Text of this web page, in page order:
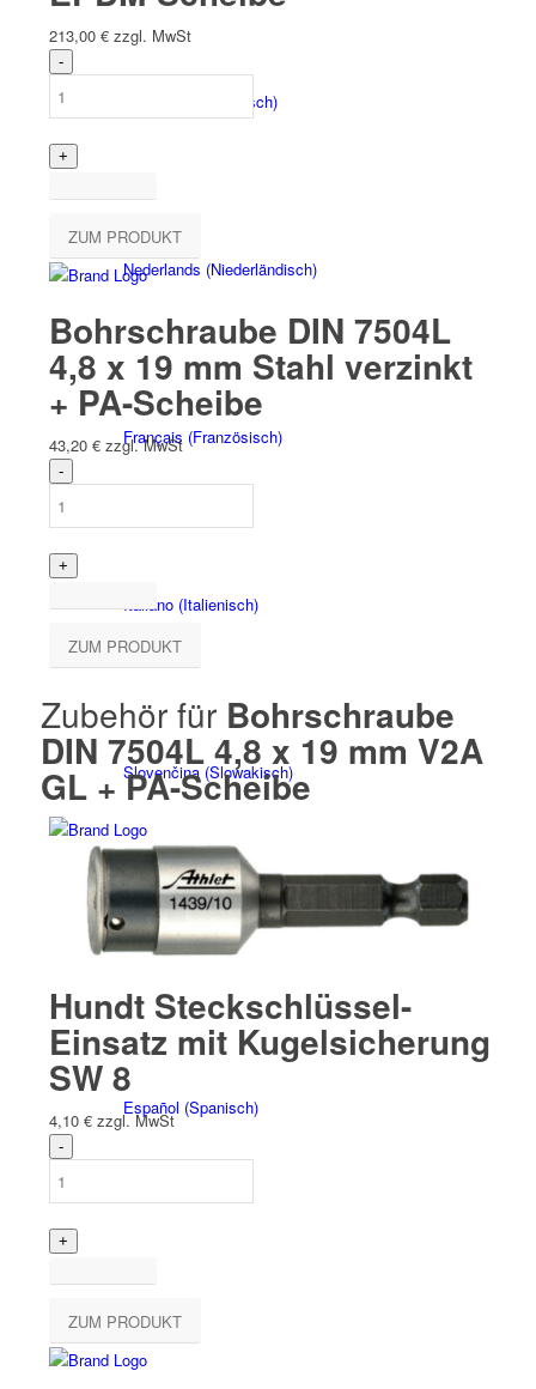
Tschechisch)
Nederlands (Niederländisch)
Français (Französisch)
Italiano(Italienisch)
Slovenčina(Slowakisch)
Slovenščina(Slowenisch
Español (Spanisch)
213,00 € zzgl. MwSt
ZUM PRODUKT
Bohrschraube DIN 7504L
4,8 x 19 mm Stahl verzinkt
+ PA-Scheibe
43,20 € zzgl. MwSt
ZUM PRODUKT
Zubehör fürBohrschraube
DIN 7504L 4,8 x 19 mm V2A
GL + PA-Scheibe
Hundt Steckschlüssel-
Einsatz mit Kugelsicherung
SW 8
4,10 € zzgl. MwSt
ZUM PRODUKT